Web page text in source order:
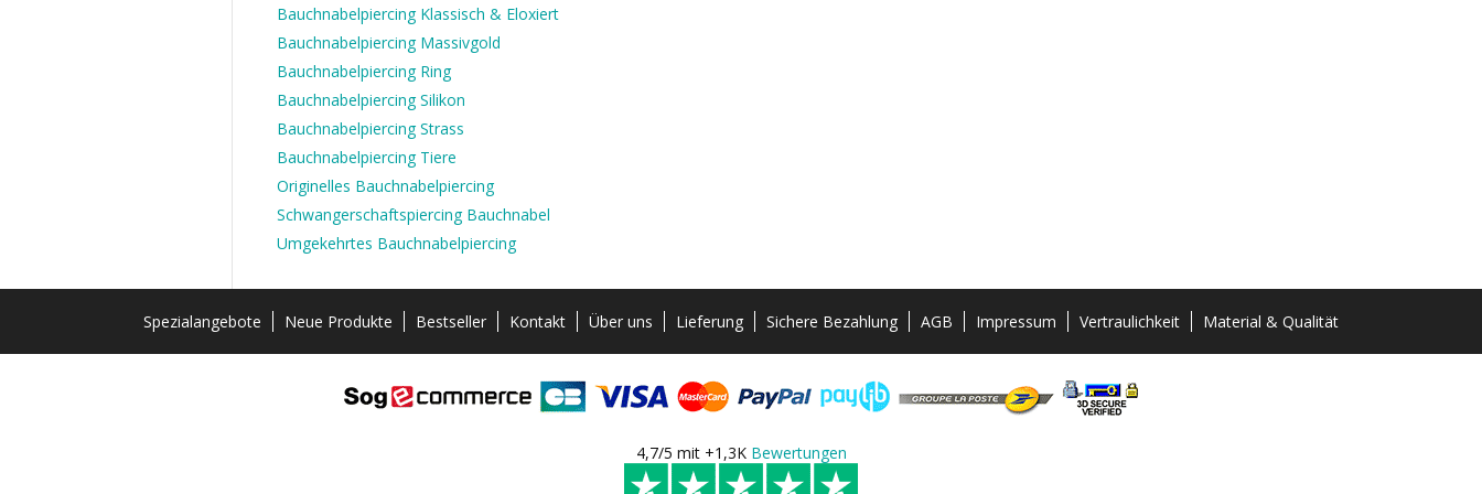
Bauchnabelpiercing Klassisch & Eloxiert
Bauchnabelpiercing Massivgold
Bauchnabelpiercing Ring
Bauchnabelpiercing Silikon
Bauchnabelpiercing Strass
Bauchnabelpiercing Tiere
Originelles Bauchnabelpiercing
Schwangerschaftspiercing Bauchnabel
Umgekehrtes Bauchnabelpiercing
Spezialangebote Neue Produkte Bestseller Kontakt Über uns Lieferung Sichere Bezahlung AGB Impressum Vertraulichkeit Material & Qualität
4,7/5 mit +1,3K Bewertungen